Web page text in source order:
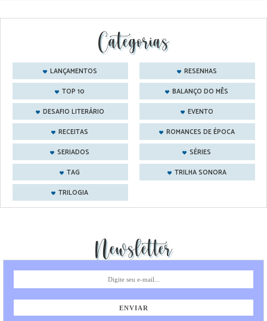
Categorias
LANÇAMENTOS
RESENHAS
TOP 10
BALANÇO DO MÊS
DESAFIO LITERÁRIO
EVENTO
RECEITAS
ROMANCES DE ÉPOCA
SERIADOS
SÉRIES
TAG
TRILHA SONORA
TRILOGIA
Newsletter